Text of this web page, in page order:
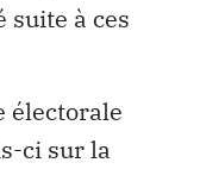
suite à ces
électorale
ci sur la